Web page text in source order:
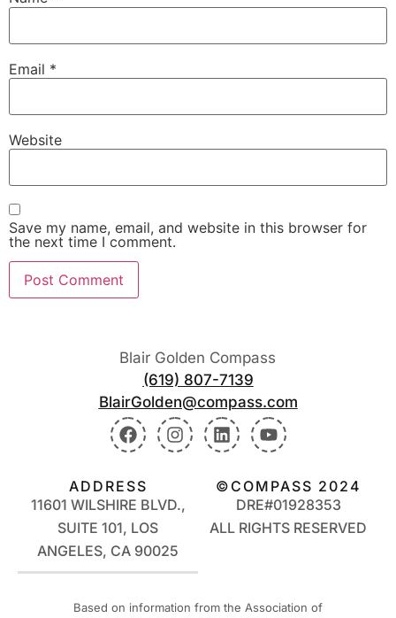
Email *
Website
Save my name, email, and website in this browser for
the next time I comment.
Blair Golden Compass
(619) 807-7139
BlairGolden@compass.com
ADDRESS
11601 WILSHIRE BLVD.,
SUITE 101, LOS
ANGELES, CA 90025
©COMPASS 2024
DRE#01928353
ALL RIGHTS RESERVED
Based on information from the Association of